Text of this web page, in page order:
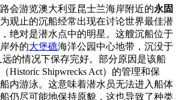
会游览澳大利亚昆士兰海岸附近的永固
观止的沉船经常出现在讨论世界最佳潜
绝对是潜水点中的明星。这艘沉船位于
外的大堡礁海洋公园中心地带，沉没于
远的情况下保存完好。部分原因是该船
Historic Shipwrecks Act）的管理和保
内游泳。这意味着潜水员无法进入船体
仍尽可能地保持原貌，这也导致了种类